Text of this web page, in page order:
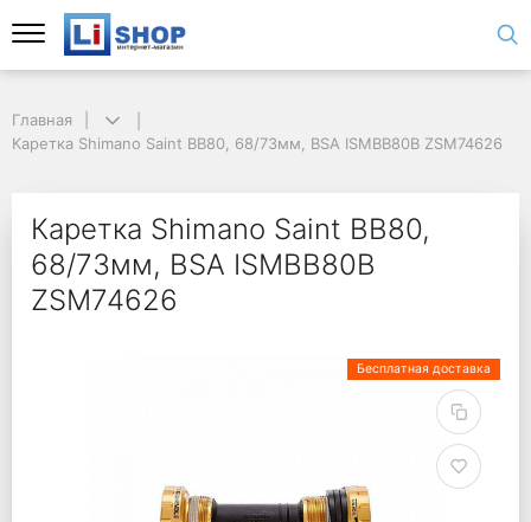
Главная
Каретка Shimano Saint BB80, 68/73мм, BSA ISMBB80B ZSM74626
Каретка Shimano Saint BB80,
68/73мм, BSA ISMBB80B
ZSM74626
Бесплатная доставка